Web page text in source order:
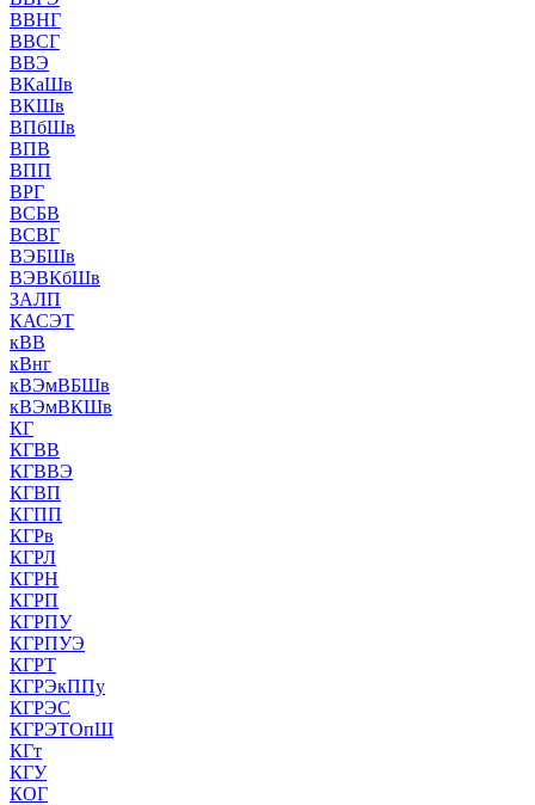
ВВНГ
ВВСГ
ВВЭ
ВКаШв
ВКШв
ВПбШв
ВПВ
ВПП
ВРГ
ВСБВ
ВСВГ
ВЭБШв
ВЭВКбШв
ЗАЛП
КАСЭТ
кВВ
кВнг
кВЭмВБШв
кВЭмВКШв
КГ
КГВВ
КГВВЭ
КГВП
КГПП
КГРв
КГРЛ
КГРН
КГРП
КГРПУ
КГРПУЭ
КГРТ
КГРЭкППу
КГРЭС
КГРЭТОпШ
КГт
КГУ
КОГ